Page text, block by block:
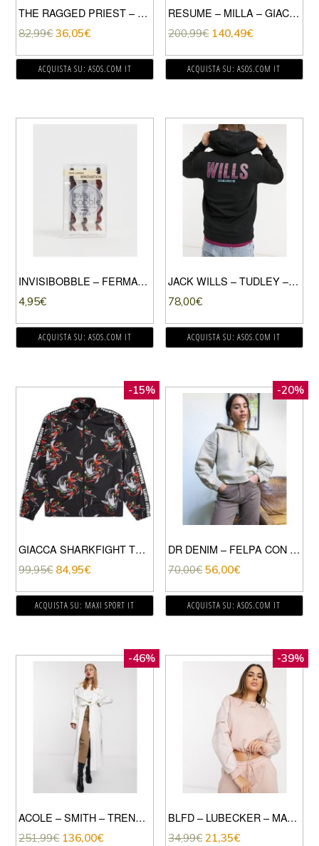
THE RAGGED PRIEST – MAGLIONE CON FASCETTE-NERO
82,99€ 36,05€
ACQUISTA SU: ASOS.COM IT
RESUME – MILLA – GIACCA ELEGANTE LUNGO IN TWEED-ROSA
200,99€ 140,49€
ACQUISTA SU: ASOS.COM IT
INVISIBOBBLE – FERMAGLI PER CAPELLI – PRETTY DARK-NERO
4,95€
ACQUISTA SU: ASOS.COM IT
JACK WILLS – TUDLEY – FELPA CON CAPPUCCIO CON CON LOGO GRANDE, COLORE NERO
78,00€
ACQUISTA SU: ASOS.COM IT
-15%
GIACCA SHARKFIGHT TRACKSUIT
99,95€ 84,95€
ACQUISTA SU: MAXI SPORT IT
-20%
DR DENIM – FELPA CON CAPPUCCIO AMPIA BEIGE
70,00€ 56,00€
ACQUISTA SU: ASOS.COM IT
-46%
ACOLE – SMITH – TRENCH CREMA-BIANCO
251,99€ 136,00€
-39%
BLFD – LUBECKER – MAGLIONE-ROSA
34,99€ 21,35€